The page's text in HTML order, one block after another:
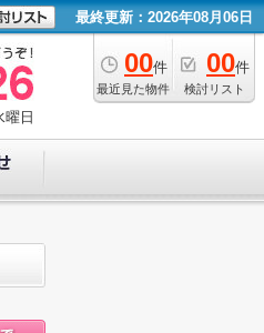
最終更新：2026年08月06日
00件
最近見た物件
00件
検討リスト
曜日